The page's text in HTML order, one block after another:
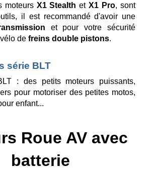
moteurs X1 Stealth etX1 Pro, sont
il est recommandé d'avoir une
et pour votre sécurité
de freins double pistons.
série BLT
: des petits moteurs puissants,
pour motoriser des petites motos,
enfant...
Roue AV avec
batterie